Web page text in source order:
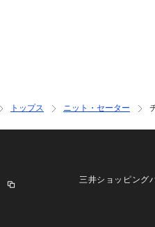
トップス ニット・セーター
三井ショッピング